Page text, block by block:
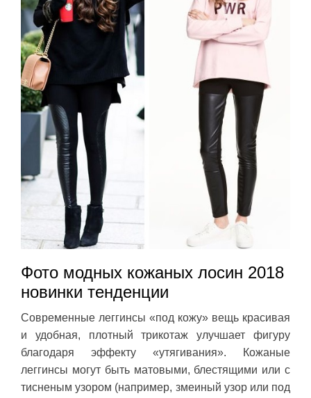
Фото модных кожаных лосин 2018
новинки тенденции
Современные леггинсы «под кожу» вещь красивая
и удобная, плотный трикотаж улучшает фигуру
благодаря эффекту «утягивания». Кожаные
леггинсы могут быть матовыми, блестящими или с
тисненым узором (например, змеиный узор или под